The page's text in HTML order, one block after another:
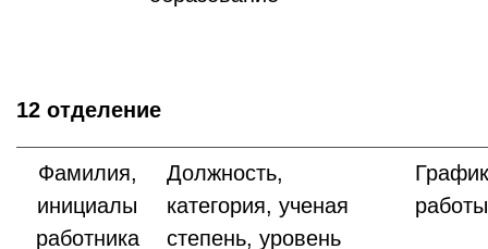
12 отделение
Фамилия,
инициалы
работника
Должность,
категория, ученая
степень, уровень
График
работы